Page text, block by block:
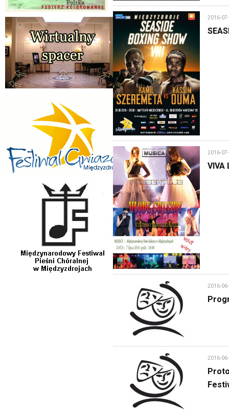
2016-
2016-
VIVA
2016-
2016-